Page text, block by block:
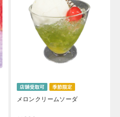
メロンクリームソーダ